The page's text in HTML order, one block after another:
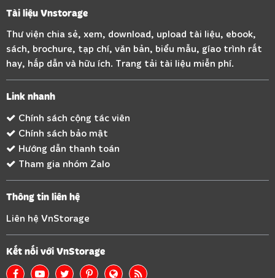
Tài liệu Vnstorage
Thư viện chia sẻ, xem, download, upload tài liệu, ebook,
sách, brochure, tạp chí, văn bản, biểu mẫu, gíao trình rất
hay, hấp dẫn và hữu ích. Trang tải tài liệu miễn phí.
Link nhanh
Chính sách cộng tác viên
Chính sách bảo mật
Hướng dẫn thanh toán
Tham gia nhóm Zalo
Thông tin liên hệ
Liên hệ VnStorage
Kết nối với VnStorage